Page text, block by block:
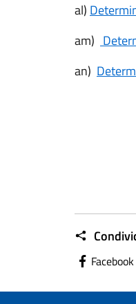
al)
am)
an)
Facebook